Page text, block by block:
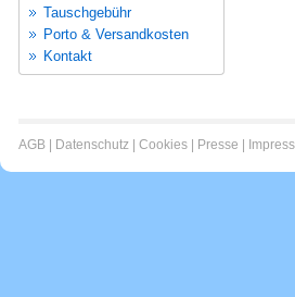
Tauschgebühr
Porto & Versandkosten
Kontakt
AGB | Datenschutz | Cookies | Presse |